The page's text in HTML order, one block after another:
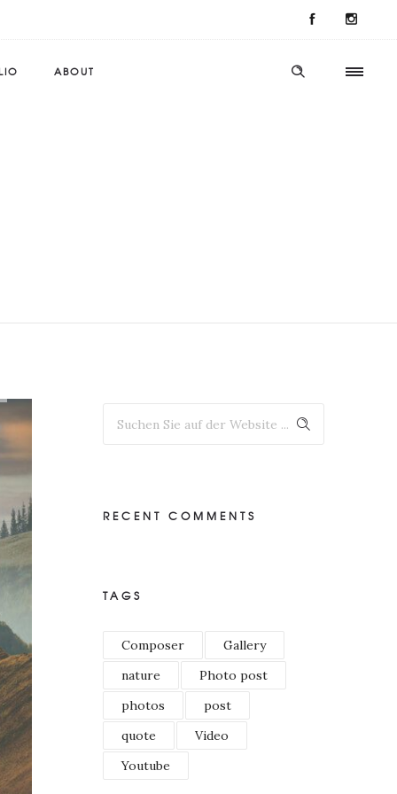
ABOUT
RECENT COMMENTS
TAGS
Composer
Gallery
nature
Photo post
photos
post
quote
Video
Youtube